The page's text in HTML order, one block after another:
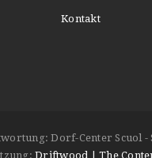
Kontakt
Dorf-Center Scuol -
Driftwood | The